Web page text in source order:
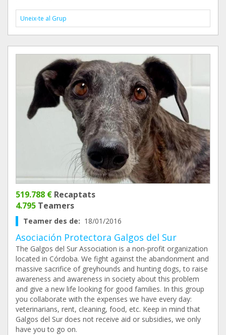
Uneix-te al Grup
519.788 € Recaptats
4.795 Teamers
Teamer des de: 18/01/2016
Asociación Protectora Galgos del Sur
The Galgos del Sur Association is a non-profit organization
located in Córdoba. We fight against the abandonment and
massive sacrifice of greyhounds and hunting dogs, to raise
awareness and awareness in society about this problem
and give a new life looking for good families. In this group
you collaborate with the expenses we have every day:
veterinarians, rent, cleaning, food, etc. Keep in mind that
Galgos del Sur does not receive aid or subsidies, we only
have you to go on.